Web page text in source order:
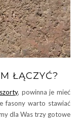
ŁĄCZYĆ?
, powinna je mieć
fasony warto stawiać
dla Was trzy gotowe